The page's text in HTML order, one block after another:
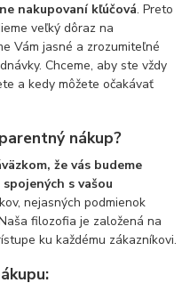
nakupovaní kľúčová. Preto
veľký dôraz na
Vám jasné a zrozumiteľné
Chceme, aby ste vždy
a kedy môžete očakávať
nákup?
že vás budeme
s vašou
nejasných podmienok
filozofia je založená na
ku každému zákazníkovi.